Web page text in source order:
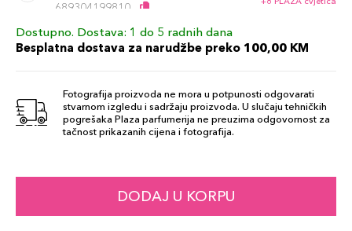
689304199810
Sultry
Dostupno. Dostava: 1 do 5 radnih dana
Besplatna dostava za narudžbe preko 100,00 KM
Fotografija proizvoda ne mora u potpunosti odgovarati
stvarnom izgledu i sadržaju proizvoda. U slučaju tehničkih
pogrešaka Plaza parfumerija ne preuzima odgovornost za
tačnost prikazanih cijena i fotografija.
DODAJ U KORPU